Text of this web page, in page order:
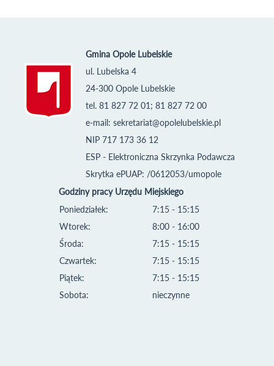
Gmina Opole Lubelskie
ul. Lubelska 4
24-300 Opole Lubelskie
tel. 81 827 72 01; 81 827 72 00
e-mail: sekretariat@opolelubelskie.pl
NIP 717 173 36 12
ESP - Elektroniczna Skrzynka Podawcza
Skrytka ePUAP: /0612053/umopole
Godziny pracy Urzędu Miejskiego
Poniedziałek:
Wtorek:
Środa:
Czwartek:
Piątek:
Sobota:
7:15 - 15:15
8:00 - 16:00
7:15 - 15:15
7:15 - 15:15
7:15 - 15:15
nieczynne